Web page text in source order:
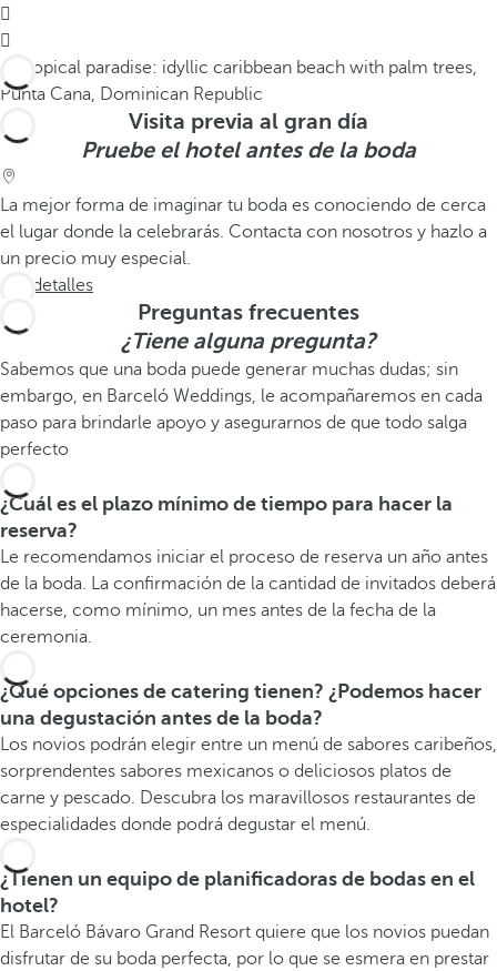


Visita previa al gran día
Pruebe el hotel antes de la boda
La mejor forma de imaginar tu boda es conociendo de cerca
el lugar donde la celebrarás. Contacta con nosotros y hazlo a
un precio muy especial.
Ver detalles
Preguntas frecuentes
¿Tiene alguna pregunta?
Sabemos que una boda puede generar muchas dudas; sin
embargo, en Barceló Weddings, le acompañaremos en cada
paso para brindarle apoyo y asegurarnos de que todo salga
perfecto
¿Cuál es el plazo mínimo de tiempo para hacer la
reserva?
Le recomendamos iniciar el proceso de reserva un año antes
de la boda. La confirmación de la cantidad de invitados deberá
hacerse, como mínimo, un mes antes de la fecha de la
ceremonia.
¿Qué opciones de catering tienen? ¿Podemos hacer
una degustación antes de la boda?
Los novios podrán elegir entre un menú de sabores caribeños,
sorprendentes sabores mexicanos o deliciosos platos de
carne y pescado. Descubra los maravillosos restaurantes de
especialidades donde podrá degustar el menú.
¿Tienen un equipo de planificadoras de bodas en el
hotel?
El Barceló Bávaro Grand Resort quiere que los novios puedan
disfrutar de su boda perfecta, por lo que se esmera en prestar